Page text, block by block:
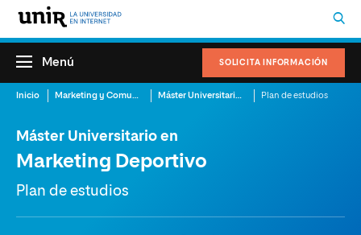
SOLICITA INFORMACIÓN
Menú
Inicio Marketing y Comunicación Máster Universitario en Marketing Deportivo Plan de estudios
Máster Universitario en
Marketing Deportivo
Plan de estudios